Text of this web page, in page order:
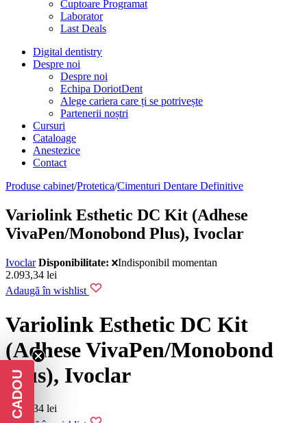
Cuptoare Programat
Laborator
Last Deals
Digital dentistry
Despre noi
Despre noi
Echipa DoriotDent
Alege cariera care ți se potrivește
Partenerii noștri
Cursuri
Cataloage
Anestezice
Contact
Produse cabinet/Protetica/Cimenturi Dentare Definitive
Variolink Esthetic DC Kit (Adhese
VivaPen/Monobond Plus), Ivoclar
Ivoclar Disponibilitate:
Indisponibil momentan
2.093,34 lei
Adaugă în wishlist
Variolink Esthetic DC Kit
(Adhese VivaPen/Monobond
Plus), Ivoclar
2.093,34 lei